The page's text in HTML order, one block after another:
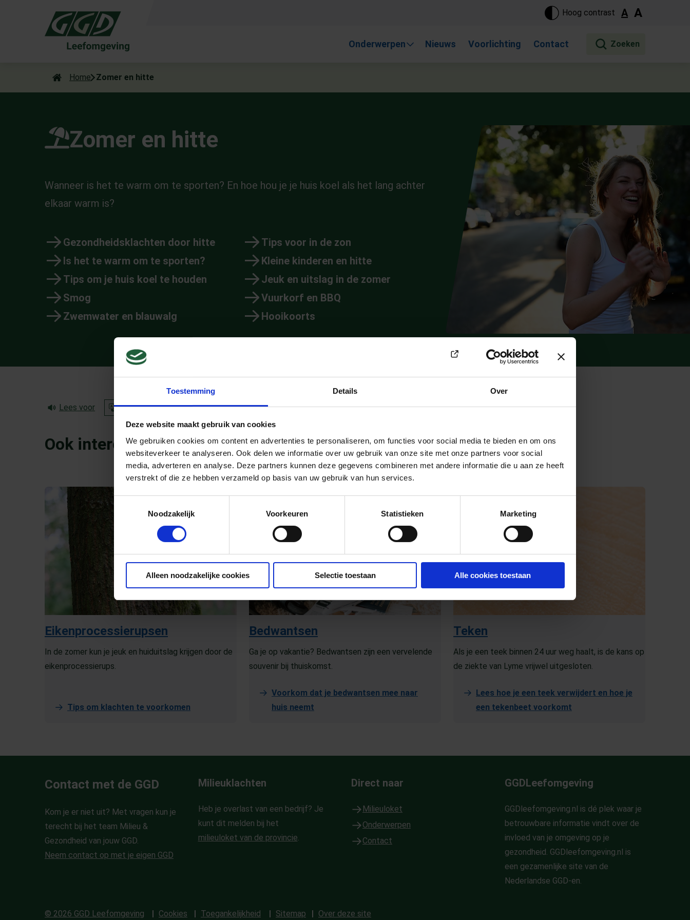
(Opent in een nieuw tabblad)
Toestemming Details Over
Deze website maakt gebruik van cookies
We gebruiken cookies om content en advertenties te personaliseren, om functies voor social media te bieden en om ons
websiteverkeer te analyseren. Ook delen we informatie over uw gebruik van onze site met onze partners voor social
media, adverteren en analyse. Deze partners kunnen deze gegevens combineren met andere informatie die u aan ze heeft
verstrekt of die ze hebben verzameld op basis van uw gebruik van hun services.
Noodzakelijk
Voorkeuren Statistieken Marketing
Alleen noodzakelijke cookies Selectie toestaan Alle cookies toestaan
Hoog contrast A A
Onderwerpen Nieuws Voorlichting Contact
Als de resultaten voor automatisch aanvullen beschikbaar zijn, gebruik de pijlen om omhoog en omlaag te gaan naar de gewenste pagina. Touch-apparaat gebruikers, bewegen door aanraking
Home Zomer en hitte
Zomer en hitte
Wanneer is het te warm om te sporten? En hoe hou je je huis koel als het lang achter
elkaar warm is?
Gezondheidsklachten door hitte
Tips voor in de zon
Is het te warm om te sporten?
Kleine kinderen en hitte
Tips om je huis koel te houden
Jeuk en uitslag in de zomer
Smog
Vuurkorf en BBQ
Zwemwater en blauwalg
Hooikoorts
Lees voor Translate
Ook interessant
Eikenprocessierupsen
In de zomer kun je jeuk en huiduitslag krijgen door de
eikenprocessierups.
Tips om klachten te voorkomen
Bedwantsen
Ga je op vakantie? Bedwantsen zijn een vervelende
souvenir bij thuiskomst.
Voorkom dat je bedwantsen mee naar
huis neemt
Teken
Als je een teek binnen 24 uur weg haalt, is de kans op
de ziekte van Lyme vrijwel uitgesloten.
Lees hoe je een teek verwijdert en hoe je
een tekenbeet voorkomt
Contact met de GGD
Kom je er niet uit? Met vragen kun je
terecht bij het team Milieu &
Gezondheid van jouw GGD.
Neem contact op met je eigen GGD
Milieuklachten
Heb je overlast van een bedrijf? Je
kunt dit melden bij het
milieuloket van de provincie.
Direct naar
Milieuloket
Onderwerpen
Contact
GGDLeefomgeving
GGDleefomgeving.nl is dé plek waar je
betrouwbare informatie vindt over de
invloed van je omgeving op je
gezondheid. GGDleefomgeving.nl is
een gezamenlijke site van de
Nederlandse GGD-en.
© 2026 GGD Leefomgeving Cookies Toegankelijkheid Sitemap Over deze site